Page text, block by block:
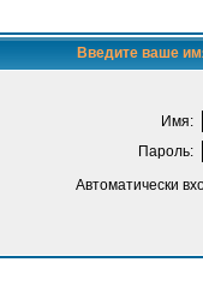
Введите ваше
Имя:
Пароль:
Автоматически